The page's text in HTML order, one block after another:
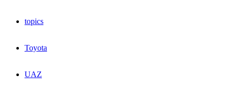
topics
Toyota
UAZ